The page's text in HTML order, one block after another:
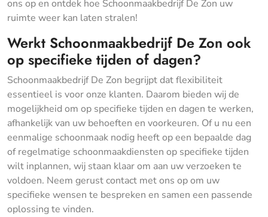
ons op en ontdek hoe Schoonmaakbedrijf De Zon uw
ruimte weer kan laten stralen!
Werkt Schoonmaakbedrijf De Zon ook
op specifieke tijden of dagen?
Schoonmaakbedrijf De Zon begrijpt dat flexibiliteit
essentieel is voor onze klanten. Daarom bieden wij de
mogelijkheid om op specifieke tijden en dagen te werken,
afhankelijk van uw behoeften en voorkeuren. Of u nu een
eenmalige schoonmaak nodig heeft op een bepaalde dag
of regelmatige schoonmaakdiensten op specifieke tijden
wilt inplannen, wij staan klaar om aan uw verzoeken te
voldoen. Neem gerust contact met ons op om uw
specifieke wensen te bespreken en samen een passende
oplossing te vinden.